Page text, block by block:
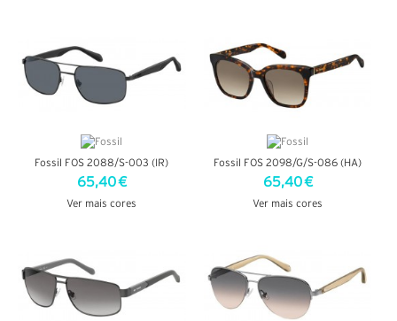
Fossil FOS 2088/S-003 (IR)
65,40 €
Ver mais cores
Fossil FOS 2098/G/S-086 (HA)
65,40 €
Ver mais cores